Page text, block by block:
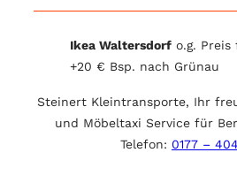
Ikea Waltersdorf o.g. Preis
+20 € Bsp. nach Grünau
Steinert Kleintransporte, Ihr
und Möbeltaxi Service für
Telefon: 0177 –